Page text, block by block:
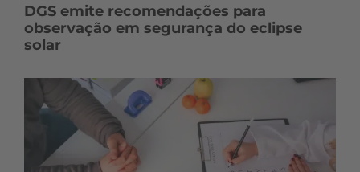
DGS emite recomendações para
observação em segurança do eclipse
solar